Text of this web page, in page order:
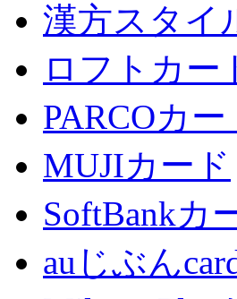
漢方スタイ
ロフトカー
PARCOカー
MUJIカード
SoftBankカ
auじぶん